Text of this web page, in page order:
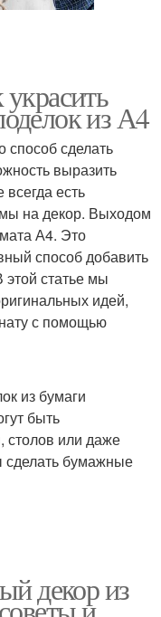
из А4
способ сделать
выразить
есть
на декор. Выходом
А4. Это
способ добавить
статье мы
идей,
с помощью
из бумаги
быть
столов или даже
сделать бумажные
декор из